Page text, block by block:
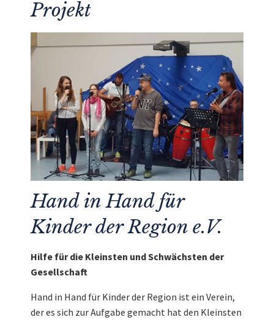
Projekt
Hand in Hand für
Kinder der Region e.V.
Hilfe für die Kleinsten und Schwächsten der
Gesellschaft
Hand in Hand für Kinder der Region ist ein Verein,
der es sich zur Aufgabe gemacht hat den Kleinsten